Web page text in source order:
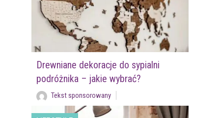
Drewniane dekoracje do sypialni
podróżnika – jakie wybrać?
Tekst sponsorowany